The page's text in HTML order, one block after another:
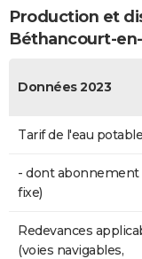
Production et
Béthancourt-
Données 2023
Tarif de l'eau potable
- dont abonnement
fixe)
Redevances
(voies navigables,